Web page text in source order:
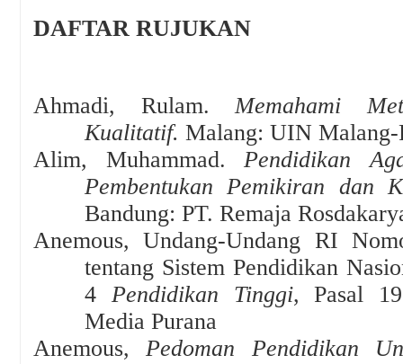
DAFTAR RUJUKAN
Ahmadi, Rulam.
Memahami
Kualitatif. Malang: UIN Malang-
Alim, Muhammad.
Pendidikan
Pembentukan Pemikiran dan
Bandung: PT. Remaja
Anemous,Undang-Undang RI
tentang Sistem Pendidikan
4 Pendidikan Tinggi, Pasal
Media Purana
Anemous,Pedoman Pendidikan